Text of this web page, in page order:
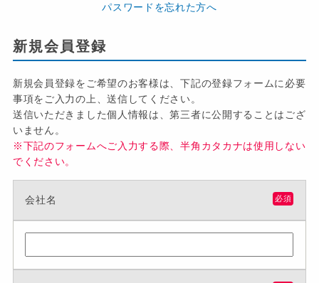
パスワードを忘れた方へ
新規会員登録
新規会員登録をご希望のお客様は、下記の登録フォームに必要
事項をご入力の上、送信してください。
送信いただきました個人情報は、第三者に公開することはござ
いません。
※下記のフォームへご入力する際、半角カタカナは使用しない
でください。
会社名 必須